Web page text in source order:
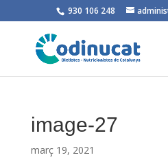
930 106 248
image-27
març 19, 2021